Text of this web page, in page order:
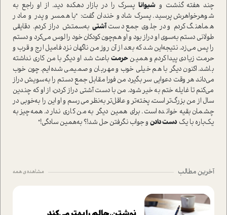
چند هفته گذشت و شیواناپسرک را در بازار دهکده دید. از او راجع به
شوهرخواهرش پرسید. پسرک شاد و خندان گفت‌: "با همسر و پدر و مادر
هماهنگ کردم و در جلوی جمع دستآشتی به‌سمتش دراز کردم. دقایقی
طولانی دستم به‌سوی او دراز بود و او هم‌چون کودکان خود را لوس می‌کرد و دستم
را پس می‌زد. نتیجه‌این شد که بعد از آن روز من ناگهان نزد فامیل ارج و قرب و
حرمت زیادی پیدا کردم و همین حرمتباعث شد او دیگر با من کاری نداشته
باشد. اکنون دیگر با هم خیلی خوب و مهربان و صمیمی‌ شده‌ایم. چون خوب
می‌داند هر وقت دعوایی سر بگیرد من فورا مقابل جمع دستم را به‌سویش دراز
می‌کنم تا غايله ختم به خیر شود. من با دست آشتی دراز کردن، از او که چندین
سال از من بزرگ‌تر ا‌ست، پخته‌تر و عاقل‌تر به‌نظر می‌رسم و او این را به‌خوبی در
چشمان بقیه خوانده ا‌ست. برای همین دیگر به من کاری ندارد. همه‌چیز به
یک‌باره با یک دست دادن و جواب نگرفتن حل شد!؟ به‌همین سادگی!"
آخرین مطالب مشاهده ی همه